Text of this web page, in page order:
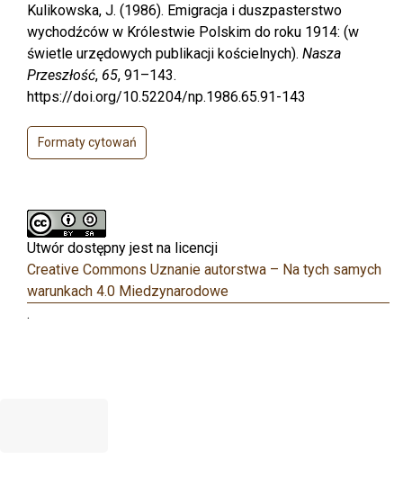
Kulikowska, J. (1986). Emigracja i duszpasterstwo
wychodźców w Królestwie Polskim do roku 1914: (w
świetle urzędowych publikacji kościelnych). Nasza
Przeszłość, 65, 91–143.
https://doi.org/10.52204/np.1986.65.91-143
Formaty cytowań
Utwór dostępny jest na licencji
Creative Commons Uznanie autorstwa – Na tych samych
warunkach 4.0 Miedzynarodowe
.